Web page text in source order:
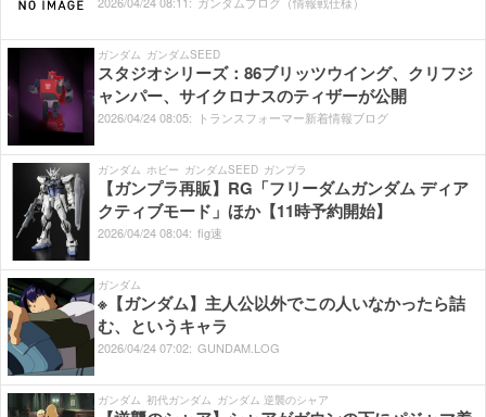
ガンダム ガンダムSEED
スタジオシリーズ：86ブリッツウイング、クリフジ
ャンパー、サイクロナスのティザーが公開
2026/04/2408:05: トランスフォーマー新着情報ブログ
ガンダム ホビー ガンダムSEED ガンプラ
【ガンプラ再販】RG「フリーダムガンダム ディア
クティブモード」ほか【11時予約開始】
2026/04/2408:04: fig速
ガンダム
※【ガンダム】主人公以外でこの人いなかったら詰
む、というキャラ
2026/04/2407:02: GUNDAM.LOG
ガンダム 初代ガンダム ガンダム 逆襲のシャア